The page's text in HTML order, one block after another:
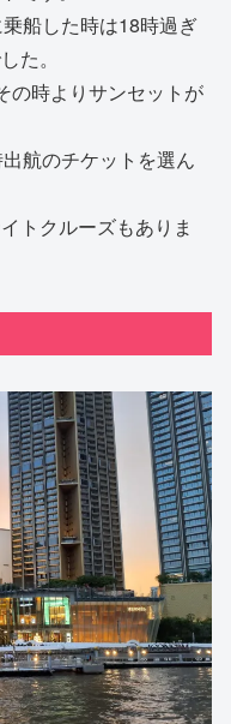
船した時は18時過ぎ
た。
の時よりサンセットが
航のチケットを選ん
トクルーズもありま